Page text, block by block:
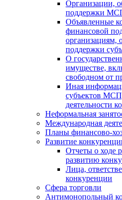
Организации,
поддержки
Объявленные
финансовой
организациям,
поддержки
О
имуществе,
свободном от
Иная
субъектов
деятельности
Неформальная
Международная
Планы финансово-
Развитие
Отчеты о ходе
развитию
Лица,
конкуренции
Сфера торговли
Антимонопольный